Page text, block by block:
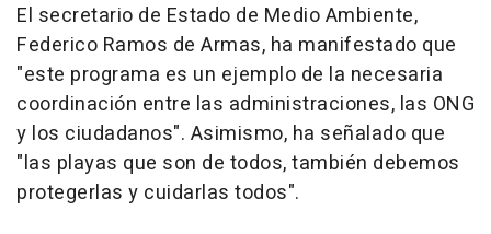
El secretario de Estado de Medio Ambiente,
Federico Ramos de Armas, ha manifestado que
"este programa es un ejemplo de la necesaria
coordinación entre las administraciones, las ONG
y los ciudadanos". Asimismo, ha señalado que
"las playas que son de todos, también debemos
protegerlas y cuidarlas todos".